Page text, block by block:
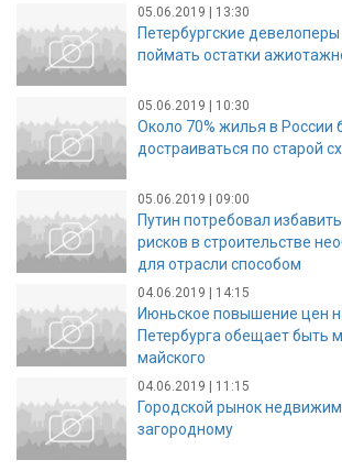
05.06.2019 | 13:30
Петербургские
поймать остатки
05.06.2019 | 10:30
Около 70% жилья в России
достраиваться по старой
05.06.2019 | 09:00
Путин потребовал
рисков в строительстве
для отрасли способом
04.06.2019 | 14:15
Июньское повышение цен
Петербурга обещает быть
майского
04.06.2019 | 11:15
Городской рынок
загородному